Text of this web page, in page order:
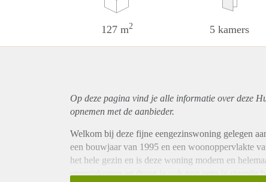
127 m2 5 kamers
Op deze pagina vind je alle informatie over deze
opnemen met de aanbieder.
Welkom bij deze fijne eengezinswoning gelegen
een bouwjaar van 1995 en een woonoppervlakte
het hele gezin en is deze woning modern en
energiekosten en draag je ook nog eens je steentje